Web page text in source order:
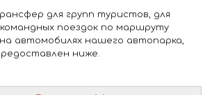
для групп туристов, для
поездок по маршруту
на автомобилях нашего автопарка,
ниже.